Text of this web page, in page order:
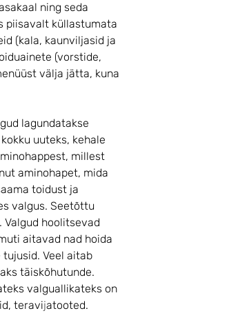
ning seda
piisavalt küllastumata
(kala, kaunviljasid ja
(vorstide,
välja jätta, kuna
lagundatakse
kokku uuteks, kehale
millest
aminohapet, mida
toidust ja
valgus. Seetõttu
hoolitsevad
aitavad nad hoida
Veel aitab
täiskõhutunde.
valguallikateks on
teravijatooted.